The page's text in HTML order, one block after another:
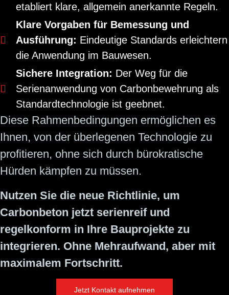
etabliert klare, allgemein anerkannte Regeln.
Klare Vorgaben für Bemessung und
Ausführung: Eindeutige Standards erleichtern
die Anwendung im Bauwesen.
Sichere Integration: Der Weg für die
Serienanwendung von Carbonbewehrung als
Standardtechnologie ist geebnet.
Diese Rahmenbedingungen ermöglichen es
Ihnen, von der überlegenen Technologie zu
profitieren, ohne sich durch bürokratische
Hürden kämpfen zu müssen.
Nutzen Sie die neue Richtlinie, um
Carbonbeton jetzt serienreif und
regelkonform in Ihre Bauprojekte zu
integrieren. Ohne Mehraufwand, aber mit
maximalem Fortschritt.
Jetzt Kontakt aufnehmen